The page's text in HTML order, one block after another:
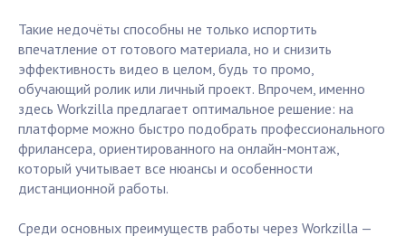
Такие недочёты способны не только испортить
впечатление от готового материала, но и снизить
эффективность видео в целом, будь то промо,
обучающий ролик или личный проект. Впрочем, именно
здесь Workzilla предлагает оптимальное решение: на
платформе можно быстро подобрать профессионального
фрилансера, ориентированного на онлайн-монтаж,
который учитывает все нюансы и особенности
дистанционной работы.
Среди основных преимуществ работы через Workzilla —